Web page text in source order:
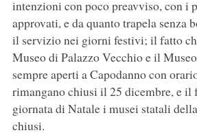
intenzioni con poco preavviso, con i
approvati, e da quanto trapela senza
il servizio nei giorni festivi; il fatto
Museo di Palazzo Vecchio e il
sempre aperti a Capodanno con
rimangano chiusi il 25 dicembre, e il
giornata di Natale i musei statali
chiusi.